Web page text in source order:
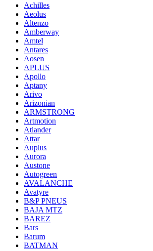
Achilles
Aeolus
Altenzo
Amberway
Amtel
Antares
Aosen
APLUS
Apollo
Aptany
Arivo
Arizonian
ARMSTRONG
Artmotion
Atlander
Attar
Auplus
Aurora
Austone
Autogreen
AVALANCHE
Avatyre
B&P PNEUS
BAJA MTZ
BAREZ
Bars
Barum
BATMAN